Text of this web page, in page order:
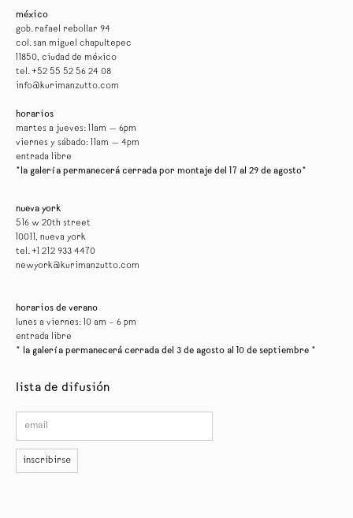
méxico
gob. rafael rebollar 94
col. san miguel chapultepec
11850, ciudad de méxico
tel. +52 55 52 56 24 08
info@kurimanzutto.com
horarios
martes a jueves: 11am — 6pm
viernes y sábado: 11am — 4pm
entrada libre
*la galería permanecerá cerrada por montaje del 17 al 29 de agosto*
nueva york
516 w 20th street
10011, nueva york
tel. +1 212 933 4470
newyork@kurimanzutto.com
horarios de verano
lunes a viernes: 10 am – 6 pm
entrada libre
* la galería permanecerá cerrada del 3 de agosto al 10 de septiembre *
lista de difusión
inscribirse